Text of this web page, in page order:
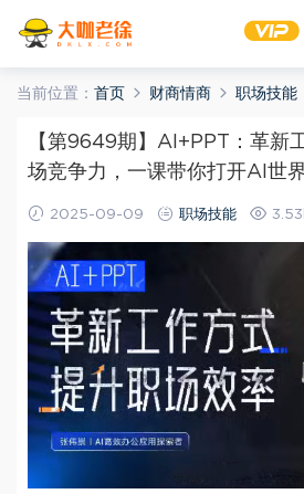
当前位置： 首页 财商情商 职场技能
【第9649期】AI+PPT：革新
场竞争力，一课带你打开AI世界
2025-09-09 职场技能